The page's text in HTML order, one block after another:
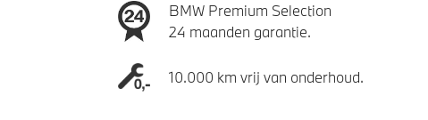
BMW Premium Selection
24 maanden garantie.
10.000 km vrij van onderhoud.